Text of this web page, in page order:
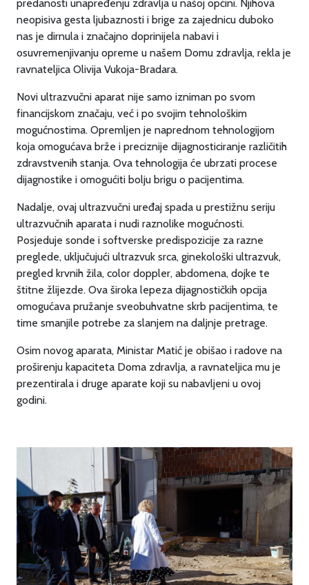
predanosti unapređenju zdravlja u našoj općini. Njihova
neopisiva gesta ljubaznosti i brige za zajednicu duboko
nas je dirnula i značajno doprinijela nabavi i
osuvremenjivanju opreme u našem Domu zdravlja, rekla je
ravnateljica Olivija Vukoja-Bradara.
Novi ultrazvučni aparat nije samo izniman po svom
financijskom značaju, već i po svojim tehnološkim
mogućnostima. Opremljen je naprednom tehnologijom
koja omogućava brže i preciznije dijagnosticiranje različitih
zdravstvenih stanja. Ova tehnologija će ubrzati procese
dijagnostike i omogućiti bolju brigu o pacijentima.
Nadalje, ovaj ultrazvučni uređaj spada u prestižnu seriju
ultrazvučnih aparata i nudi raznolike mogućnosti.
Posjeduje sonde i softverske predispozicije za razne
preglede, uključujući ultrazvuk srca, ginekološki ultrazvuk,
pregled krvnih žila, color doppler, abdomena, dojke te
štitne žlijezde. Ova široka lepeza dijagnostičkih opcija
omogućava pružanje sveobuhvatne skrb pacijentima, te
time smanjile potrebe za slanjem na daljnje pretrage.
Osim novog aparata, Ministar Matić je obišao i radove na
proširenju kapaciteta Doma zdravlja, a ravnateljica mu je
prezentirala i druge aparate koji su nabavljeni u ovoj
godini.